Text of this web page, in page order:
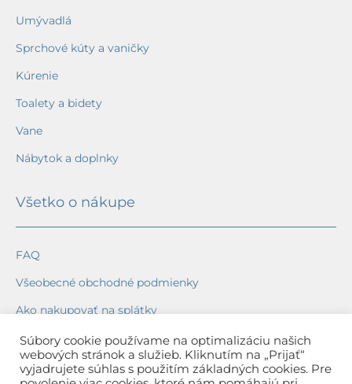
Umývadlá
Sprchové kúty a vaničky
Kúrenie
Toalety a bidety
Vane
Nábytok a doplnky
Všetko o nákupe
FAQ
Všeobecné obchodné podmienky
Ako nakupovať na splátky
Ochrana osobných údajov
Reklamačný poriadok
Súbory cookie používame na optimalizáciu našich
webových stránok a služieb. Kliknutím na „Prijať“
vyjadrujete súhlas s použitím základných cookies. Pre